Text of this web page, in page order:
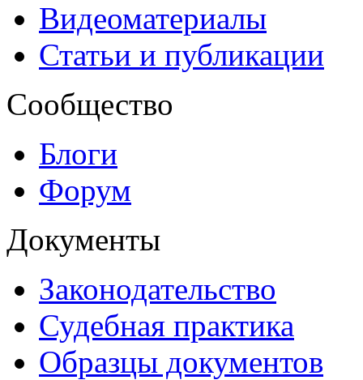
Видеоматериалы
Статьи и публикации
Сообщество
Блоги
Форум
Документы
Законодательство
Судебная практика
Образцы документов